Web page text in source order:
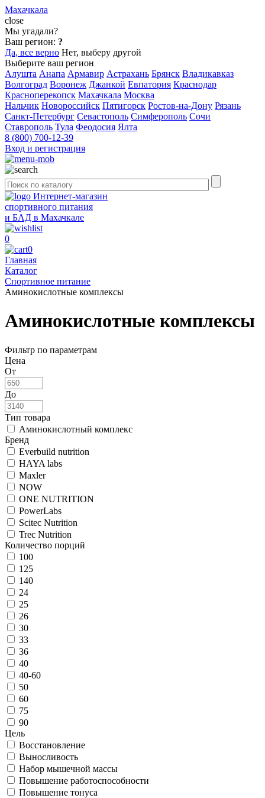
Махачкала
close
Мы угадали?
Ваш регион: ?
Да, все верно Нет, выберу другой
Выберите ваш регион
Алушта Анапа Армавир Астрахань Брянск Владикавказ
Волгоград Воронеж Джанкой Евпатория Краснодар
Красноперекопск Махачкала Москва
Нальчик Новороссийск Пятигорск Ростов-на-Дону Рязань
Санкт-Петербург Севастополь Симферополь Сочи
Ставрополь Тула Феодосия Ялта
8 (800) 700-12-39
Вход и регистрация
Интернет-магазин
спортивного питания
и БАД в Махачкале
0
0
Главная
Каталог
Спортивное питание
Аминокислотные комплексы
Аминокислотные комплексы
Фильтр по параметрам
Цена
От
До
Тип товара
Аминокислотный комплекс
Бренд
Everbuild nutrition
HAYA labs
Maxler
NOW
ONE NUTRITION
PowerLabs
Scitec Nutrition
Trec Nutrition
Количество порций
100
125
140
24
25
26
30
33
36
40
40-60
50
60
75
90
Цель
Восстановление
Выносливость
Набор мышечной массы
Повышение работоспособности
Повышение тонуса